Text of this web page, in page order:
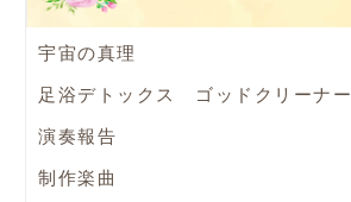
宇宙の真理
足浴デトックス ゴッドクリーナー
演奏報告
制作楽曲